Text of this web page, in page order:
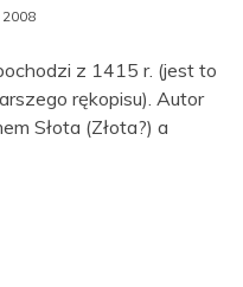
z 1415 r. (jest to
rękopisu). Autor
Słota (Złota?) a